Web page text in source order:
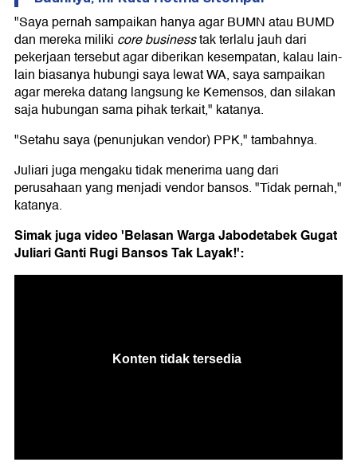
"Saya pernah sampaikan hanya agar BUMN atau BUMD
dan mereka miliki core businesstak terlalu jauh dari
pekerjaan tersebut agar diberikan kesempatan, kalau lain-
lain biasanya hubungi saya lewat WA, saya sampaikan
agar mereka datang langsung ke Kemensos, dan silakan
saja hubungan sama pihak terkait," katanya.
"Setahu saya (penunjukan vendor) PPK," tambahnya.
Juliari juga mengaku tidak menerima uang dari
perusahaan yang menjadi vendor bansos. "Tidak pernah,"
katanya.
Simak juga video 'Belasan Warga Jabodetabek Gugat
Juliari Ganti Rugi Bansos Tak Layak!':